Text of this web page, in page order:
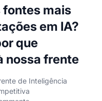
fontes mais
em IA?
que
nossa frente
de Inteligência